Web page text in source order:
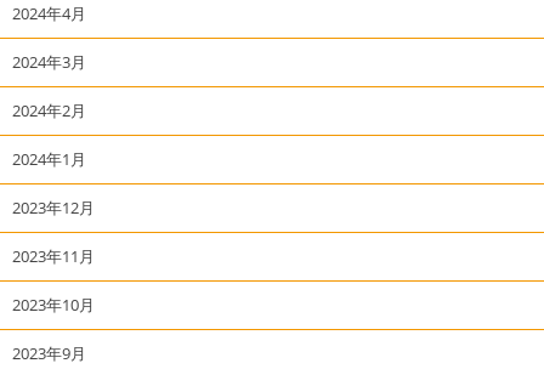
2024年4月
2024年3月
2024年2月
2024年1月
2023年12月
2023年11月
2023年10月
2023年9月